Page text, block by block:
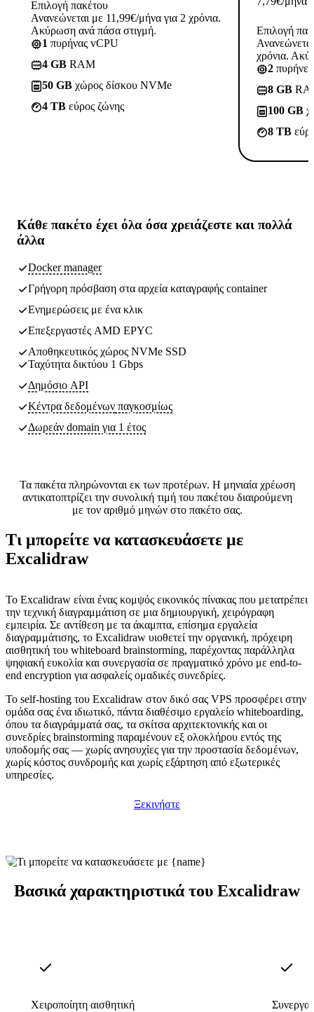
Επιλογή πακέτου
Ανανεώνεται με 11,99€/μήνα για 2 χρόνια.
Ακύρωση ανά πάσα στιγμή.
1 πυρήνας vCPU
4 GB RAM
50 GB χώρος δίσκου NVMe
4 TB εύρος ζώνης
Επιλογή
χρόνια.
2
8 GB
100 GB
8 TB
Κάθε πακέτο έχει όλα όσα χρειάζεστε και πολλά
άλλα
Docker manager
Γρήγορη πρόσβαση στα αρχεία καταγραφής container
Ενημερώσεις με ένα κλικ
Επεξεργαστές AMD EPYC
Αποθηκευτικός χώρος NVMe SSD
Ταχύτητα δικτύου 1 Gbps
Δημόσιο API
Κέντρα δεδομένων παγκοσμίως
Δωρεάν domain για 1 έτος
Τα πακέτα πληρώνονται εκ των προτέρων. Η μηνιαία χρέωση
αντικατοπτρίζει την συνολική τιμή του πακέτου διαιρούμενη
με τον αριθμό μηνών στο πακέτο σας.
Τι μπορείτε να κατασκευάσετε με
Excalidraw
Το Excalidraw είναι ένας κομψός εικονικός πίνακας που μετατρέπει
την τεχνική διαγραμμάτιση σε μια δημιουργική, χειρόγραφη
εμπειρία. Σε αντίθεση με τα άκαμπτα, επίσημα εργαλεία
διαγραμμάτισης, το Excalidraw υιοθετεί την οργανική, πρόχειρη
αισθητική του whiteboard brainstorming, παρέχοντας παράλληλα
ψηφιακή ευκολία και συνεργασία σε πραγματικό χρόνο με end-to-
end encryption για ασφαλείς ομαδικές συνεδρίες.
Το self-hosting του Excalidraw στον δικό σας VPS προσφέρει στην
ομάδα σας ένα ιδιωτικό, πάντα διαθέσιμο εργαλείο whiteboarding,
όπου τα διαγράμματά σας, τα σκίτσα αρχιτεκτονικής και οι
συνεδρίες brainstorming παραμένουν εξ ολοκλήρου εντός της
υποδομής σας — χωρίς ανησυχίες για την προστασία δεδομένων,
χωρίς κόστος συνδρομής και χωρίς εξάρτηση από εξωτερικές
υπηρεσίες.
Ξεκινήστε
Βασικά χαρακτηριστικά του Excalidraw
Χειροποίητη αισθητική